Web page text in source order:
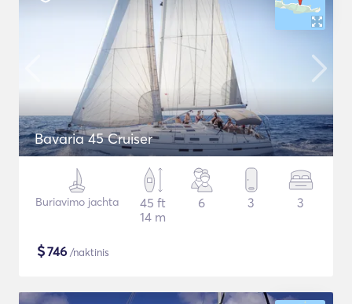
Bavaria 45 Cruiser
Buriavimo jachta
45 ft
14 m
6 3 3
$746 /naktinis